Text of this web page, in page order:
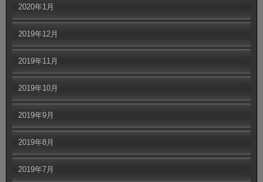
2020年1月
2019年12月
2019年11月
2019年10月
2019年9月
2019年8月
2019年7月